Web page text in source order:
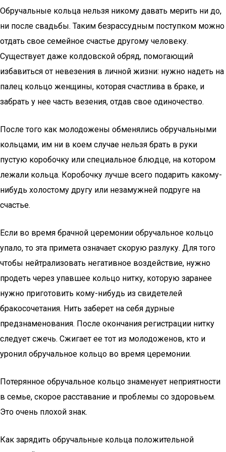
Обручальные кольца нельзя никому давать мерить ни до,
ни после свадьбы. Таким безрассудным поступком можно
отдать свое семейное счастье другому человеку.
Существует даже колдовской обряд, помогающий
избавиться от невезения в личной жизни: нужно надеть на
палец кольцо женщины, которая счастлива в браке, и
забрать у нее часть везения, отдав свое одиночество.
После того как молодожены обменялись обручальными
кольцами, им ни в коем случае нельзя брать в руки
пустую коробочку или специальное блюдце, на котором
лежали кольца. Коробочку лучше всего подарить какому-
нибудь холостому другу или незамужней подруге на
счастье.
Если во время брачной церемонии обручальное кольцо
упало, то эта примета означает скорую разлуку. Для того
чтобы нейтрализовать негативное воздействие, нужно
продеть через упавшее кольцо нитку, которую заранее
нужно приготовить кому-нибудь из свидетелей
бракосочетания. Нить заберет на себя дурные
предзнаменования. После окончания регистрации нитку
следует сжечь. Сжигает ее тот из молодоженов, кто и
уронил обручальное кольцо во время церемонии.
Потерянное обручальное кольцо знаменует неприятности
в семье, скорое расставание и проблемы со здоровьем.
Это очень плохой знак.
Как зарядить обручальные кольца положительной